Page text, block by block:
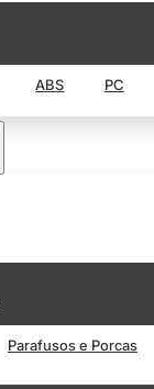
ABS PC
Parafusos e Porcas